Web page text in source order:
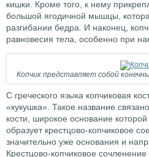
кишки. Кроме того, к нему
большой ягодичной мышцы,
разгибании бедра. И наконец,
равновесия тела, особенно при
Копчик представляет собой
С греческого языка копчиковая
«кукушка». Такое название
кости, широкое основание которой
образует крестцово-копчиковое
значительно уже основания и
Крестцово-копчиковое